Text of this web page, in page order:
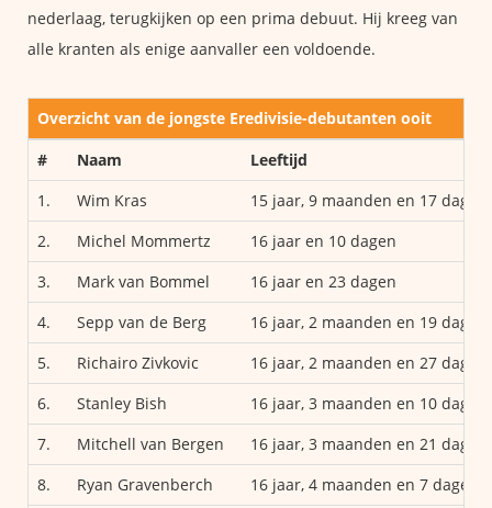
nederlaag, terugkijken op een prima debuut. Hij kreeg van
alle kranten als enige aanvaller een voldoende.
Overzicht van de jongste Eredivisie-debutanten ooit
#
Naam
Leeftijd
1.
Wim Kras
15 jaar, 9 maanden en 17 dagen
2.
Michel Mommertz
16 jaar en 10 dagen
3.
Mark van Bommel
16 jaar en 23 dagen
4.
Sepp van de Berg
16 jaar, 2 maanden en 19 dagen
5.
Richairo Zivkovic
16 jaar, 2 maanden en 27 dagen
6.
Stanley Bish
16 jaar, 3 maanden en 10 dagen
7.
Mitchell van Bergen
16 jaar, 3 maanden en 21 dagen
8.
Ryan Gravenberch
16 jaar, 4 maanden en 7 dagen